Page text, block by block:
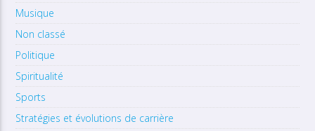
Musique
Non classé
Politique
Spiritualité
Sports
Stratégies et évolutions de carrière